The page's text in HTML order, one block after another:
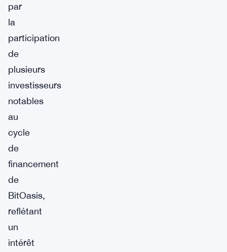
par
la
participation
de
plusieurs
investisseurs
notables
au
cycle
de
financement
de
BitOasis,
reflétant
un
intérêt